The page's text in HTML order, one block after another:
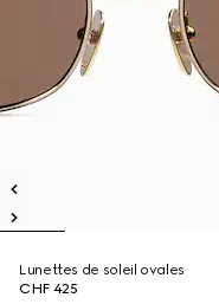
Lunettes de soleil ovales
CHF 425